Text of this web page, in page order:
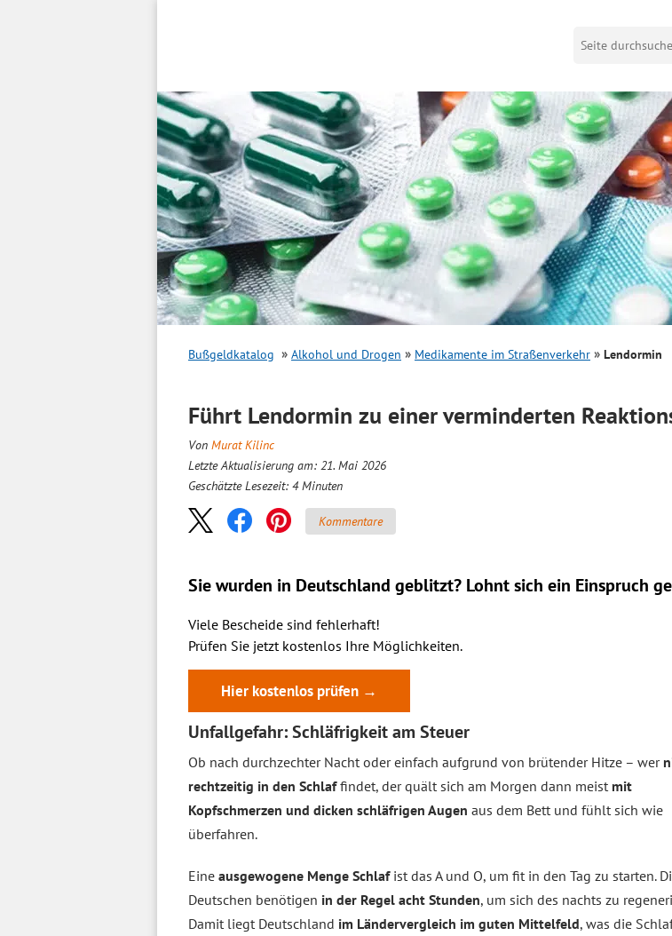
Bußgeldkatalog Alkohol und Drogen Medikamente im Straßenverkehr Lendormin
Führt Lendormin zu einer verminderten
Von Murat Kilinc
Letzte Aktualisierung am: 21. Mai 2026
Geschätzte Lesezeit: 4 Minuten
Kommentare
Sie wurden in Deutschland geblitzt? Lohnt sich ein Einspruch
Viele Bescheide sind fehlerhaft!
Prüfen Sie jetzt kostenlos Ihre Möglichkeiten.
Hier kostenlos prüfen →
Unfallgefahr: Schläfrigkeit am Steuer
Ob nach durchzechter Nacht oder einfach aufgrund von brütender Hitze – wer
rechtzeitig in den Schlaffindet, der quält sich am Morgen dann meist mit
Kopfschmerzen und dicken schläfrigen Augen aus dem Bett und fühlt sich wie
überfahren.
Eine ausgewogene Menge Schlafist das A und O, um fit in den Tag zu starten.
Deutschen benötigen in der Regel acht Stunden, um sich des nachts zu
Damit liegt Deutschland im Ländervergleich im guten Mittelfeld, was die